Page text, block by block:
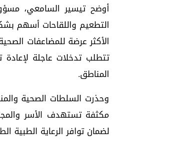
أوضح تيسير السامعي،
التطعيم واللقاحات أسهم
الأكثر عرضة للمضاعفات
تتطلب تدخلات عاجلة
المناطق.
وحذرت السلطات الصحية
مكثفة تستهدف الأسر
لضمان توافر الرعاية الطبية